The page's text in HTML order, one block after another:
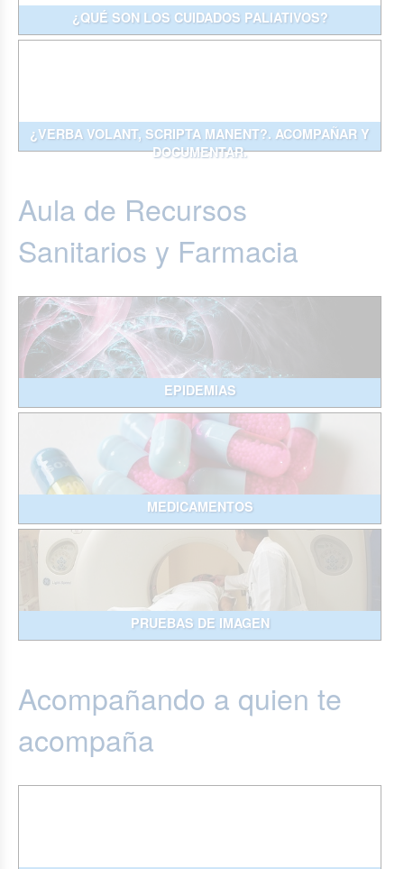
¿QUÉ SON LOS CUIDADOS PALIATIVOS?
¿VERBA VOLANT, SCRIPTA MANENT?. ACOMPAÑAR Y
DOCUMENTAR.
Aula de Recursos
Sanitarios y Farmacia
EPIDEMIAS
MEDICAMENTOS
PRUEBAS DE IMAGEN
Acompañando a quien te
acompaña